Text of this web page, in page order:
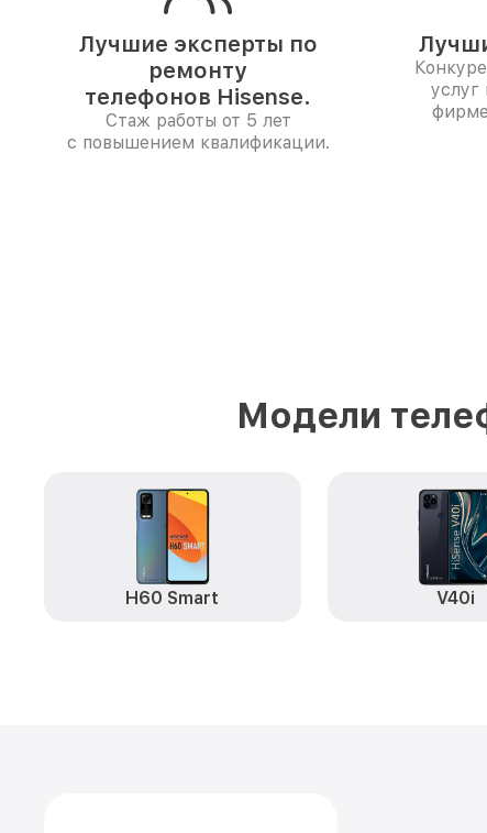
Лучшие эксперты по
ремонту
телефонов Hisense.
Стаж работы от 5 лет
с повышением квалификации.
услуг
Модели
H60 Smart V40i